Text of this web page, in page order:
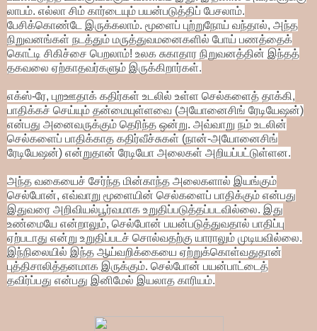
லாபம். எல்லா சிம் கார்டையும் பயன்படுத்திப் பேசலாம்.
பேசிக்கொண்டே இருக்கலாம். மூளைப் புற்றுநோய் வந்தால், அந்த
நிறுவனங்கள் நடத்தும் மருத்துவமனைகளில் போய் பணத்தைக்
கொட்டி சிகிச்சை பெறலாம்! உலக சுகாதார நிறுவனத்தின் இந்தத்
தகவலை ஏற்காதவர்களும் இருக்கிறார்கள்.
எக்ஸ்-ரே, புறஊதாக் கதிர்கள் உடலில் உள்ள செல்களைத் தாக்கி,
பாதிக்கச் செய்யும் தன்மையுள்ளவை (அயோனைசிங் ரேடியேஷன்)
என்பது அனைவருக்கும் தெரிந்த ஒன்று. அவ்வாறு நம் உடலின்
செல்களைப் பாதிக்காத கதிர்வீச்சுகள் (நான்-அயோனைசிங்
ரேடியேஷன்) என்றுதான் ரேடியோ அலைகள் அறியப்பட்டுள்ளன.
அந்த வகையைச் சேர்ந்த மின்காந்த அலைகளால் இயங்கும்
செல்போன், எவ்வாறு மூளையின் செல்களைப் பாதிக்கும் என்பது
இதுவரை அறிவியல்பூர்வமாக உறுதிப்படுத்தப்படவில்லை. இது
உண்மையே என்றாலும், செல்போன் பயன்படுத்துவதால் பாதிப்பு
ஏற்படாது என்று உறுதிப்படச் சொல்வதற்கு யாராலும் முடியவில்லை.
இந்நிலையில் இந்த ஆய்வறிக்கையை ஏற்றுக்கொள்வதுதான்
புத்திசாலித்தனமாக இருக்கும். செல்போன் பயன்பாட்டைத்
தவிர்ப்பது என்பது இனிமேல் இயலாத காரியம்.